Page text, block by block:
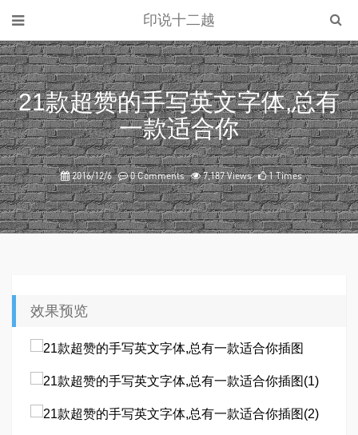
印说十二越
21款超赞的手写英文字体,总有
一款适合你
2016/12/6 0 Comments 7,187 Views 1 Times
效果预览